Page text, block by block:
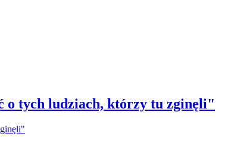
o tych ludziach, którzy tu zginęli"